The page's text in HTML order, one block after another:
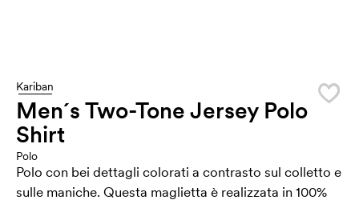
Kariban
Men´s Two-Tone Jersey Polo
Shirt
Polo
Polo con bei dettagli colorati a contrasto sul colletto e
sulle maniche. Questa maglietta è realizzata in 100%